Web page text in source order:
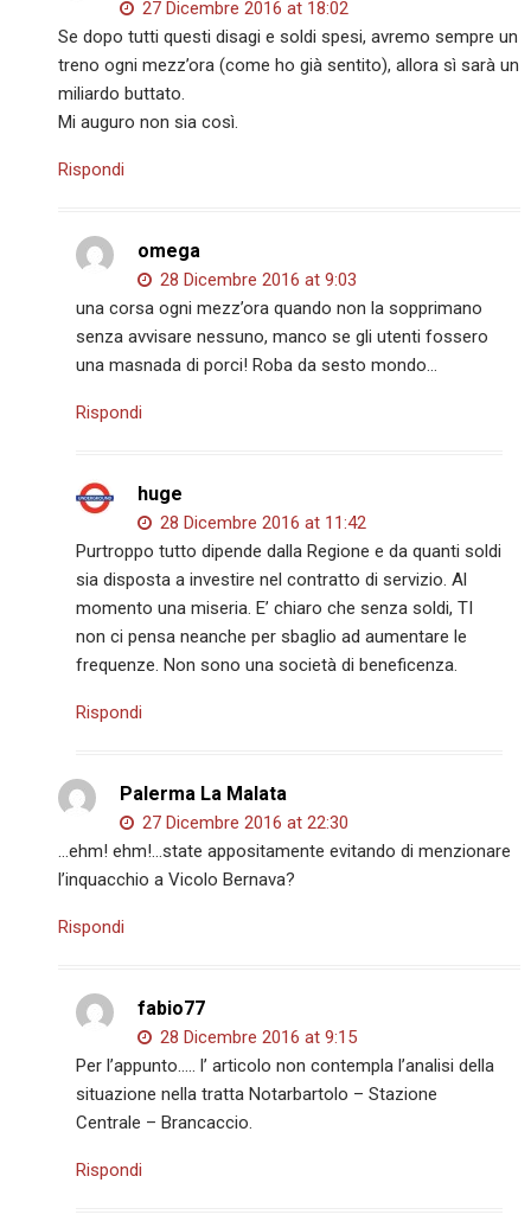
27 Dicembre 2016 at 18:02
Se dopo tutti questi disagi e soldi spesi, avremo sempre un
treno ogni mezz’ora (come ho già sentito), allora sì sarà un
miliardo buttato.
Mi auguro non sia così.
Rispondi
omega
28 Dicembre 2016 at 9:03
una corsa ogni mezz’ora quando non la sopprimano
senza avvisare nessuno, manco se gli utenti fossero
una masnada di porci! Roba da sesto mondo…
Rispondi
huge
28 Dicembre 2016 at 11:42
Purtroppo tutto dipende dalla Regione e da quanti soldi
sia disposta a investire nel contratto di servizio. Al
momento una miseria. E’ chiaro che senza soldi, TI
non ci pensa neanche per sbaglio ad aumentare le
frequenze. Non sono una società di beneficenza.
Rispondi
Palerma La Malata
27 Dicembre 2016 at 22:30
…ehm! ehm!…state appositamente evitando di menzionare
l’inquacchio a Vicolo Bernava?
Rispondi
fabio77
28 Dicembre 2016 at 9:15
Per l’appunto….. l’ articolo non contempla l’analisi della
situazione nella tratta Notarbartolo – Stazione
Centrale – Brancaccio.
Rispondi